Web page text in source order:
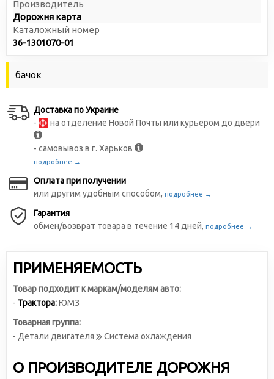
Производитель
Дорожня карта
Каталожный номер
36-1301070-01
бачок
Доставка по Украине
-
на отделение Новой Почты или курьером до двери
- самовывоз в г. Харьков
подробнее →
Оплата при получении
или другим удобным способом, подробнее →
Гарантия
обмен/возврат товара в течение 14 дней, подробнее →
ПРИМЕНЯЕМОСТЬ
Товар подходит к маркам/моделям авто:
- Трактора:ЮМЗ
Товарная группа:
- Детали двигателя
Система охлаждения
О ПРОИЗВОДИТЕЛЕ ДОРОЖНЯ